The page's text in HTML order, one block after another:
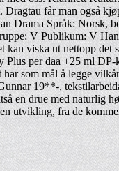
får man også
Drama Språk:
V Publikum: V
viska ut nettopp
per daa +25 ml
som mål å legge
19**-,
en drue med
utvikling, fra de